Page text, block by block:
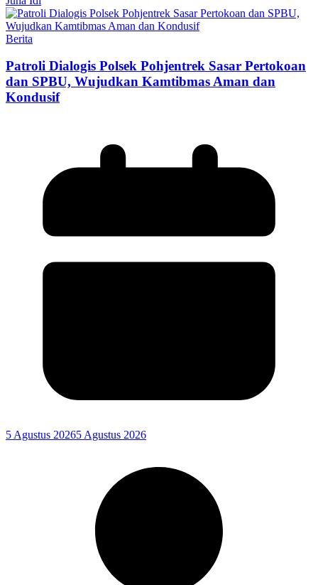
Berita
Patroli Dialogis Polsek Pohjentrek Sasar Pertokoan
dan SPBU, Wujudkan Kamtibmas Aman dan
Kondusif
5 Agustus 20265 Agustus 2026